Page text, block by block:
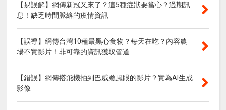
【易誤解】網傳新冠又來了？這5種症狀要當心？過期訊
息！缺乏時間脈絡的疫情資訊
【誤導】網傳台灣10種最黑心食物？每天在吃？內容農
場不實影片！非可靠的資訊獲取管道
【錯誤】網傳搭飛機拍到巴威颱風眼的影片？實為AI生成
影像